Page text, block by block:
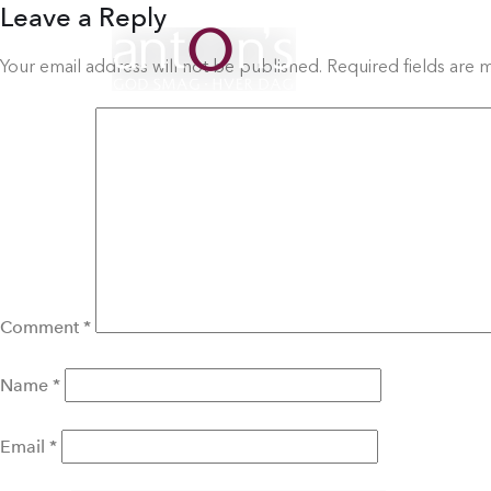
Leave a Reply
Your email address will not be published. Required fields are
Comment *
Name *
Email *